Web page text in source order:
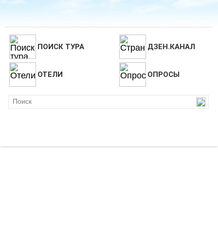
ПОИСК ТУРА ДЗЕН.КАНАЛ
ОТЕЛИ ОПРОСЫ